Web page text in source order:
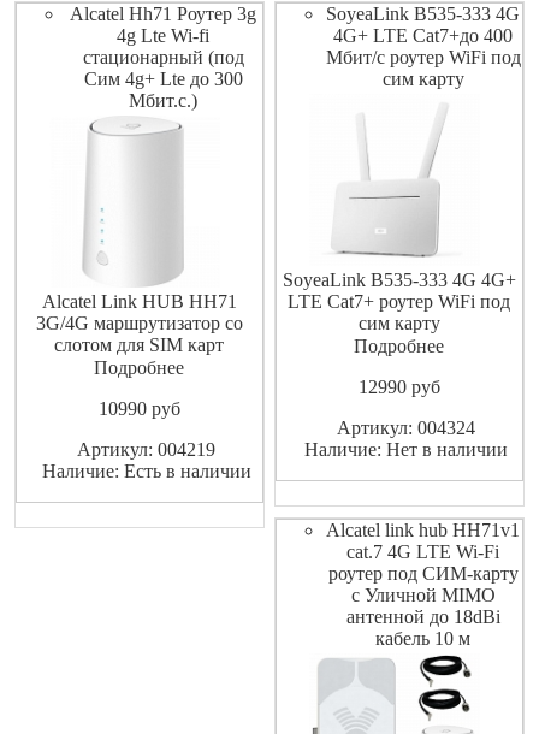
Alcatel Hh71 Роутер 3g
4g Lte Wi-fi
стационарный (под
Сим 4g+ Lte до 300
Мбит.с.)
Alcatel Link HUB HH71
3G/4G маршрутизатор со
слотом для SIM карт
подходят GSM операторы
МТС Мегафон Билайн
т.п., также может работать и
с проводным соединением,
Роутер Alcatel Link HUB
Подробнее
10990pуб
Артикул: 004219
Наличие: Есть в наличии
SoyeaLink B535-333 4G
4G+ LTE Cat7+до 400
Мбит/с роутер WiFi под
сим карту
SoyeaLink B535-333 4G 4G+
LTE Cat7+ роутер WiFi под
сим карту
Подробнее
12990pуб
Артикул: 004324
Наличие: Нет в наличии
Alcatel link hub HH71v1
cat.7 4G LTE Wi-Fi
роутер под СИМ-карту
с Уличной MIMO
антенной до 18dBi
кабель 10 м